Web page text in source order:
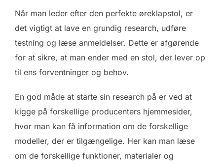
Når man leder efter den perfekte øreklapstol, er
det vigtigt at lave en grundig research, udføre
testning og læse anmeldelser. Dette er afgørende
for at sikre, at man ender med en stol, der lever op
til ens forventninger og behov.
En god måde at starte sin research på er ved at
kigge på forskellige producenters hjemmesider,
hvor man kan få information om de forskellige
modeller, der er tilgængelige. Her kan man læse
om de forskellige funktioner, materialer og